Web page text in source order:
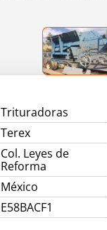
Trituradoras
Terex
Col. Leyes de
Reforma
México
E58BACF1